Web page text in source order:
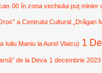
00 în zona vechiului puț minier
a Centrului Cultural „Drăgan
Iuliu Maniu la Aurel Vlaicu) 1
de la Deva 1 decembrie